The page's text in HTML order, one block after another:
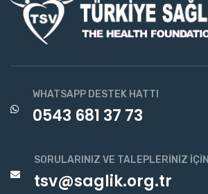
WHATSAPP DESTEK HATTI
0543 681 37 73
SORULARINIZ VE TALEPLERINIZ İÇIN
tsv@saglik.org.tr